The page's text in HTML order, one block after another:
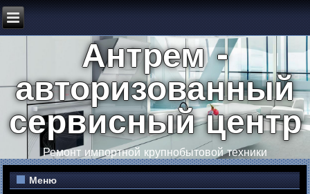
Антрем -
авторизованный
сервисный центр
Ремонт импортной крупнобытовой техники
Меню